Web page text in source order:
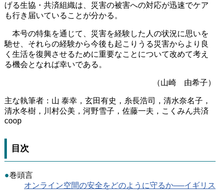
げる生協・共済組織は、災害の被害への対応が迅速でケア
も行き届いていることが分かる。
本号の特集を通じて、災害を経験した人の状況に思いを
馳せ、それらの経験から今後も起こりうる災害からより良
く生活を復興させるために重要なことについて改めて考え
る機会となれば幸いである。
（山崎 由希子）
主な執筆者：山 泰幸，玄田有史，糸長浩司，清水奈名子，
清水冬樹，川村公美，河野雪子，佐藤一夫，こくみん共済
coop
目次
●巻頭言
オンライン空間の安全をどのように守るか──イギリス